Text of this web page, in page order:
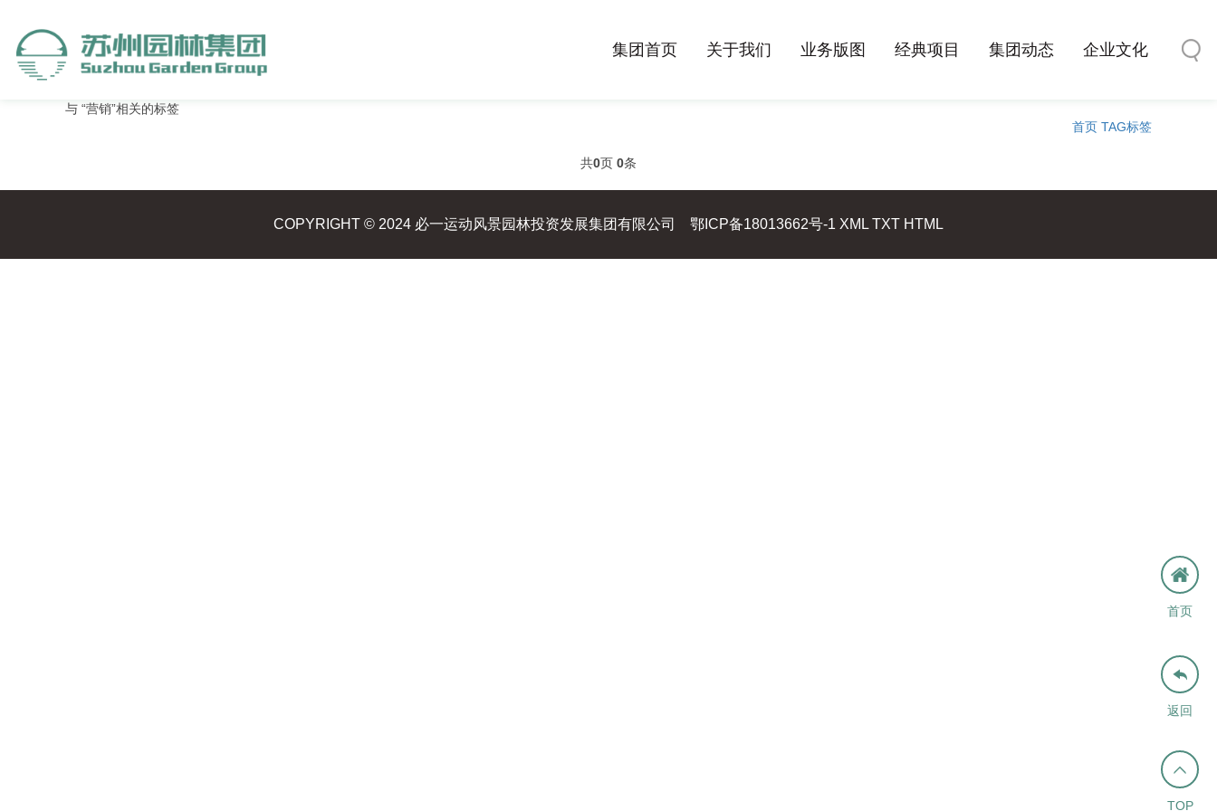
集团首页 关于我们 业务版图 经典项目 集团动态 企业文化
与 “营销”相关的标签
首页 TAG标签
共0页 0条
COPYRIGHT © 2024 必一运动风景园林投资发展集团有限公司 鄂ICP备18013662号-1 XML TXT HTML
首页

TOP

返回